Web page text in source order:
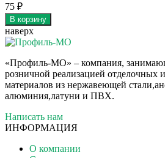
75 ₽
В корзину
наверх
«Профиль-МО» – компания,
розничной реализацией отделочных
материалов из нержавеющей
алюминия,латуни и ПВХ.
Написать нам
ИНФОРМАЦИЯ
О компании